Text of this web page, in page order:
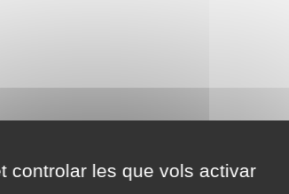
controlar les que vols activar